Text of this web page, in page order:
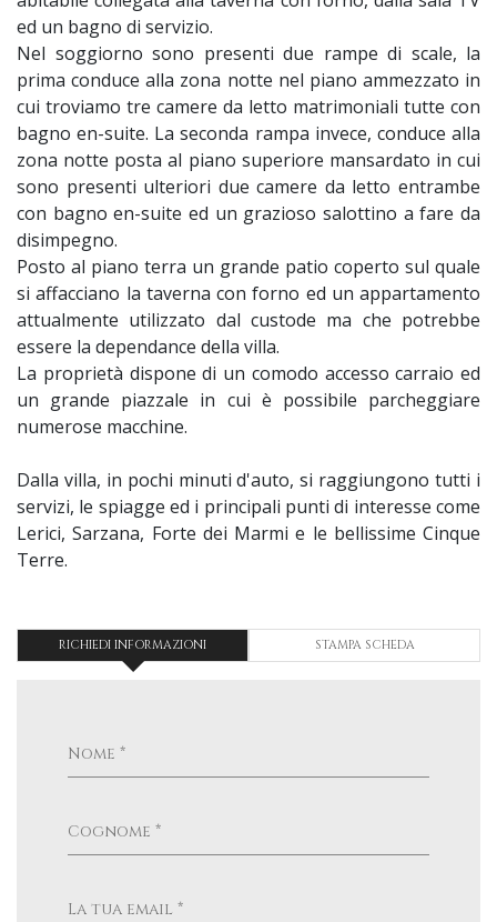
ed un bagno di servizio.
Nel soggiorno sono presenti due rampe di scale, la
prima conduce alla zona notte nel piano ammezzato in
cui troviamo tre camere da letto matrimoniali tutte con
bagno en-suite. La seconda rampa invece, conduce alla
zona notte posta al piano superiore mansardato in cui
sono presenti ulteriori due camere da letto entrambe
con bagno en-suite ed un grazioso salottino a fare da
disimpegno.
Posto al piano terra un grande patio coperto sul quale
si affacciano la taverna con forno ed un appartamento
attualmente utilizzato dal custode ma che potrebbe
essere la dependance della villa.
La proprietà dispone di un comodo accesso carraio ed
un grande piazzale in cui è possibile parcheggiare
numerose macchine.
Dalla villa, in pochi minuti d'auto, si raggiungono tutti i
servizi, le spiagge ed i principali punti di interesse come
Lerici, Sarzana, Forte dei Marmi e le bellissime Cinque
Terre.
RICHIEDI INFORMAZIONI STAMPA SCHEDA